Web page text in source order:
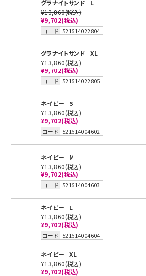
グラナイトサンド
L
¥13,860(税込)
¥9,702(税込)
コード 521514022804
グラナイトサンド
XL
¥13,860(税込)
¥9,702(税込)
コード 521514022805
ネイビー
S
¥13,860(税込)
¥9,702(税込)
コード 521514004602
ネイビー
M
¥13,860(税込)
¥9,702(税込)
コード 521514004603
ネイビー
L
¥13,860(税込)
¥9,702(税込)
コード 521514004604
ネイビー
XL
¥13,860(税込)
¥9,702(税込)